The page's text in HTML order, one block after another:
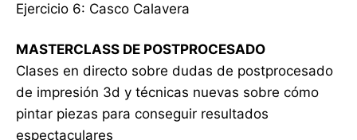
Ejercicio 6: Casco Calavera
MASTERCLASS DE POSTPROCESADO
Clases en directo sobre dudas de postprocesado
de impresión 3d y técnicas nuevas sobre cómo
pintar piezas para conseguir resultados
espectaculares